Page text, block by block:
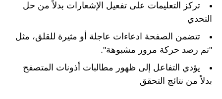
تركز التعليمات على تفعيل الإشعارات بدلاً من حل
التحدي
تتضمن الصفحة ادعاءات عاجلة أو مثيرة للقلق، مثل
"تم رصد حركة مرور مشبوهة".
يؤدي التفاعل إلى ظهور مطالبات أذونات المتصفح
بدلاً من نتائج التحقق